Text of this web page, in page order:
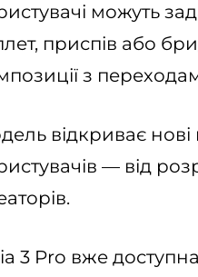
можуть
приспів або
з
відкриває нові
— від
3 Pro вже